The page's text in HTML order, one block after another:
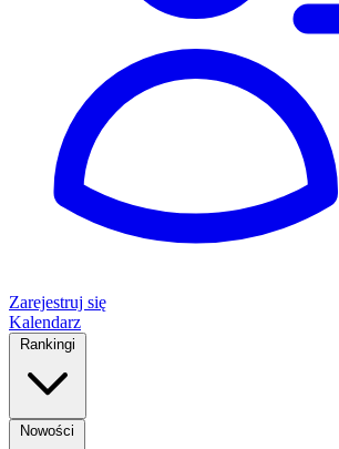
Zarejestruj się
Kalendarz
Rankingi
Nowości